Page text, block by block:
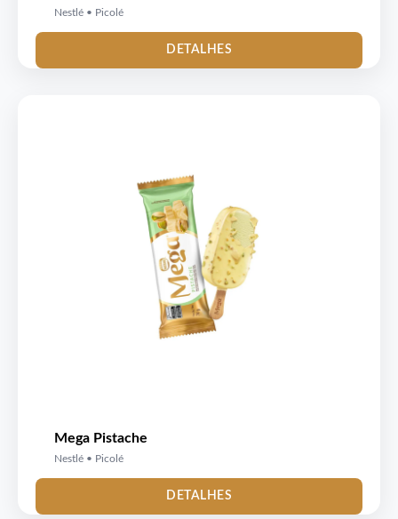
Nestlé • Picolé
DETALHES
Mega Pistache
Nestlé • Picolé
DETALHES